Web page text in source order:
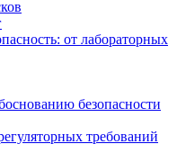
от лабораторных
безопасности
требований